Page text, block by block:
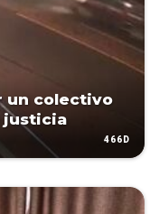
un colectivo
justicia
466D